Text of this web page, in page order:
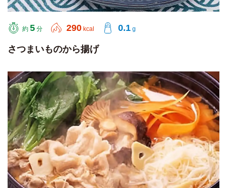
約 5 分 290 kcal 0.1 g
さつまいものから揚げ